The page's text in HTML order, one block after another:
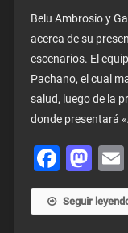
Belu Ambrosio y
acerca de su
escenarios. El
Pachano, el cual
salud, luego de la
donde presentará
Seguir